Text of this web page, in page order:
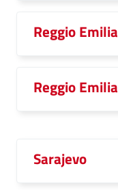
Reggio Emilia
Reggio
Sarajevo